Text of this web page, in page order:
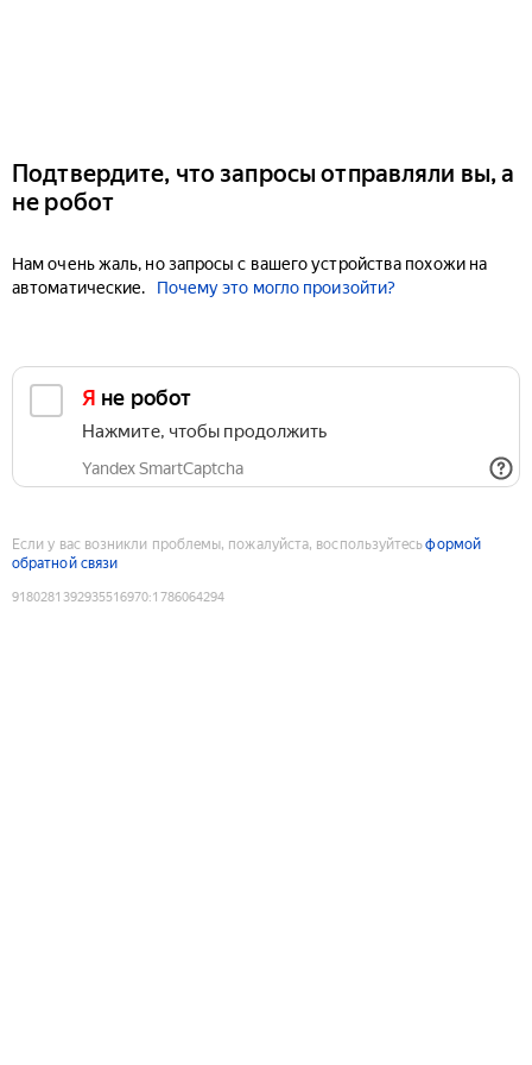
Подтвердите, что запросы отправляли вы, а
не робот
Нам очень жаль, но запросы с вашего устройства похожи на
автоматические.
Почему это могло произойти?
Я не робот
Нажмите, чтобы продолжить
Yandex SmartCaptcha
Если у вас возникли проблемы, пожалуйста, воспользуйтесьформой
обратной связи
9180281392935516970:1786064294